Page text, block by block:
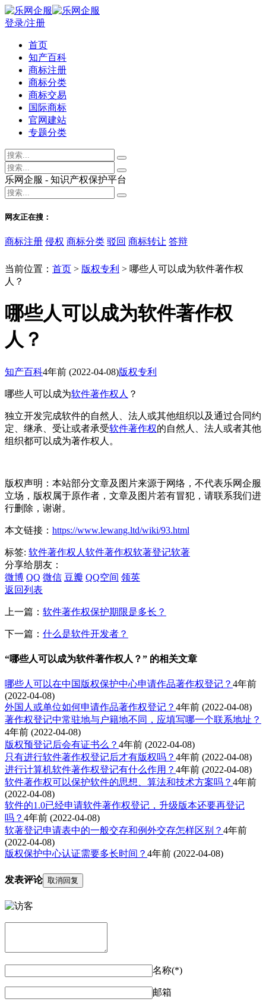
登录/注册
首页
知产百科
商标注册
商标分类
商标交易
国际商标
官网建站
专题分类
乐网企服 - 知识产权保护平台
网友正在搜：
商标注册 侵权 商标分类 驳回 商标转让 答辩
当前位置： 首页 > 版权专利 > 哪些人可以成为软件著作权
人？
哪些人可以成为软件著作权
人？
知产百科4年前 (2022-04-08)版权专利
哪些人可以成为软件著作权人 ？
独立开发完成软件的自然人、法人或其他组织以及通过合同约
定、继承、受让或者承受软件著作权的自然人、法人或者其他
组织都可以成为著作权人。
版权声明：本站部分文章及图片来源于网络，不代表乐网企服
立场，版权属于原作者，文章及图片若有冒犯，请联系我们进
行删除，谢谢。
本文链接： https://www.lewang.ltd/wiki/93.html
标签: 软件著作权人 软件著作权软著登记软著
分享给朋友：
微博 QQ 微信 豆瓣 QQ空间 领英
返回列表
上一篇： 软件著作权保护期限是多长？
下一篇： 什么是软件开发者？
“哪些人可以成为软件著作权人？” 的相关文章
哪些人可以在中国版权保护中心申请作品著作权登记？ 4年前
(2022-04-08)
外国人或单位如何申请作品著作权登记？ 4年前 (2022-04-08)
著作权登记中常驻地与户籍地不同，应填写哪一个联系地址？
4年前 (2022-04-08)
版权预登记后会有证书么？ 4年前 (2022-04-08)
只有进行软件著作权登记后才有版权吗？ 4年前 (2022-04-08)
进行计算机软件著作权登记有什么作用？ 4年前 (2022-04-08)
软件著作权可以保护软件的思想、算法和技术方案吗？ 4年前
(2022-04-08)
软件的1.0已经申请软件著作权登记，升级版本还要再登记
吗？ 4年前 (2022-04-08)
软著登记申请表中的一般交存和例外交存怎样区别？ 4年前
(2022-04-08)
版权保护中心认证需要多长时间？ 4年前 (2022-04-08)
发表评论 取消回复
名称(*)
邮箱